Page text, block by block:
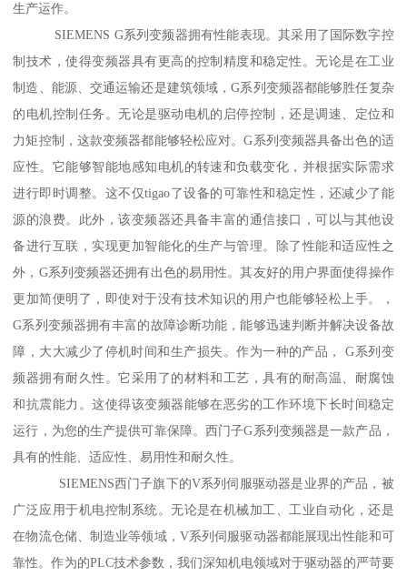
生产运作。
SIEMENS G系列变频器拥有性能表现。其采用了国际数字控
制技术，使得变频器具有更高的控制精度和稳定性。无论是在工业
制造、能源、交通运输还是建筑领域，G系列变频器都能够胜任复杂
的电机控制任务。无论是驱动电机的启停控制，还是调速、定位和
力矩控制，这款变频器都能够轻松应对。G系列变频器具备出色的适
应性。它能够智能地感知电机的转速和负载变化，并根据实际需求
进行即时调整。这不仅tigao了设备的可靠性和稳定性，还减少了能
源的浪费。此外，该变频器还具备丰富的通信接口，可以与其他设
备进行互联，实现更加智能化的生产与管理。除了性能和适应性之
外，G系列变频器还拥有出色的易用性。其友好的用户界面使得操作
更加简便明了，即使对于没有技术知识的用户也能够轻松上手。，
G系列变频器拥有丰富的故障诊断功能，能够迅速判断并解决设备故
障，大大减少了停机时间和生产损失。作为一种的产品， G系列变
频器拥有耐久性。它采用了的材料和工艺，具有的耐高温、耐腐蚀
和抗震能力。这使得该变频器能够在恶劣的工作环境下长时间稳定
运行，为您的生产提供可靠保障。西门子G系列变频器是一款产品，
具有的性能、适应性、易用性和耐久性。
SIEMENS西门子旗下的V系列伺服驱动器是业界的产品，被
广泛应用于机电控制系统。无论是在机械加工、工业自动化，还是
在物流仓储、制造业等领域，V系列伺服驱动器都能展现出性能和可
靠性。作为的PLC技术参数，我们深知机电领域对于驱动器的严苛要